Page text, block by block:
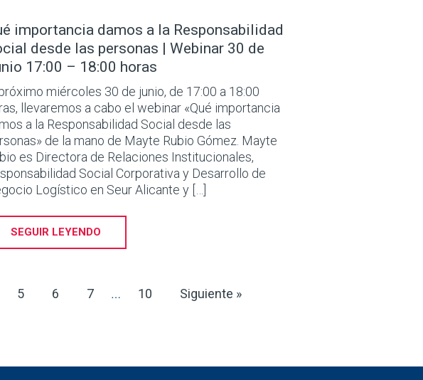
importancia damos a la Responsabilidad
desde las personas | Webinar 30 de
17:00 – 18:00 horas
miércoles 30 de junio, de 17:00 a 18:00
llevaremos a cabo el webinar «Qué importancia
a la Responsabilidad Social desde las
de la mano de Mayte Rubio Gómez. Mayte
es Directora de Relaciones Institucionales,
Social Corporativa y Desarrollo de
Logístico en Seur Alicante y […]
SEGUIR LEYENDO
5 6 7 … 10 Siguiente »